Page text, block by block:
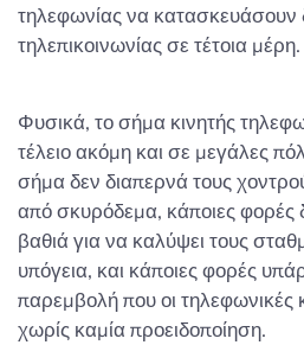
τηλεφωνίας να
τηλεπικοινωνίας σε τέτοια μέρη.
Φυσικά, το σήμα κινητής
τέλειο ακόμη και σε μεγάλες
σήμα δεν διαπερνά τους
από σκυρόδεμα, κάποιες φορές
βαθιά για να καλύψει τους
υπόγεια, και κάποιες φορές
παρεμβολή που οι τηλεφωνικές
χωρίς καμία προειδοποίηση.